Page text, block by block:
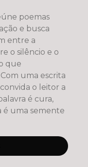
poemas
e busca
entre a
o silêncio e o
que
uma escrita
o leitor a
é cura,
é uma semente